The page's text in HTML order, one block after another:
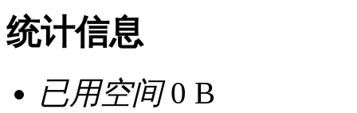
统计信息
已用空间0 B